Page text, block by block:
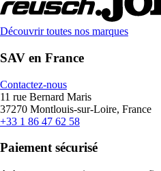
Découvrir toutes nos marques
SAV en France
Contactez-nous
11 rue Bernard Maris
37270 Montlouis-sur-Loire, France
+33 1 86 47 62 58
Paiement sécurisé